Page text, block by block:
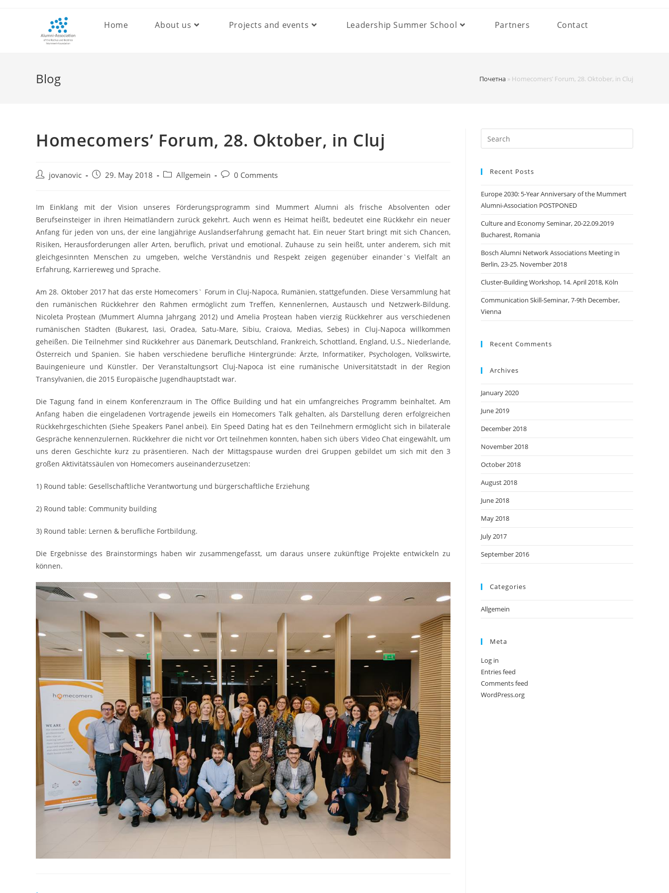
Home About us Projects and events Leadership Summer School Partners Contact
Blog Почетна » Homecomers’ Forum, 28. Oktober, in Cluj
Homecomers’ Forum, 28. Oktober, in Cluj
Post jovanovic
Post 29. May 2018
PostAllgemein
Post0 Comments
Im Einklang mit der Vision unseres Förderungsprogramm sind Mummert Alumni als frische Absolventen oder
Berufseinsteiger in ihren Heimatländern zurück gekehrt. Auch wenn es Heimat heißt, bedeutet eine Rückkehr ein neuer
Anfang für jeden von uns, der eine langjährige Auslandserfahrung gemacht hat. Ein neuer Start bringt mit sich Chancen,
Risiken, Herausforderungen aller Arten, beruflich, privat und emotional. Zuhause zu sein heißt, unter anderem, sich mit
gleichgesinnten Menschen zu umgeben, welche Verständnis und Respekt zeigen gegenüber einander`s Vielfalt an
Erfahrung, Karriereweg und Sprache.
Am 28. Oktober 2017 hat das erste Homecomers` Forum in Cluj-Napoca, Rumänien, stattgefunden. Diese Versammlung hat
den rumänischen Rückkehrer den Rahmen ermöglicht zum Treffen, Kennenlernen, Austausch und Netzwerk-Bildung.
Nicoleta Proștean (Mummert Alumna Jahrgang 2012) und Amelia Proștean haben vierzig Rückkehrer aus verschiedenen
rumänischen Städten (Bukarest, Iasi, Oradea, Satu-Mare, Sibiu, Craiova, Medias, Sebes) in Cluj-Napoca willkommen
geheißen. Die Teilnehmer sind Rückkehrer aus Dänemark, Deutschland, Frankreich, Schottland, England, U.S., Niederlande,
Österreich und Spanien. Sie haben verschiedene berufliche Hintergründe: Ärzte, Informatiker, Psychologen, Volkswirte,
Bauingenieure und Künstler. Der Veranstaltungsort Cluj-Napoca ist eine rumänische Universitätstadt in der Region
Transylvanien, die 2015 Europäische Jugendhauptstadt war.
Die Tagung fand in einem Konferenzraum in The Office Building und hat ein umfangreiches Programm beinhaltet. Am
Anfang haben die eingeladenen Vortragende jeweils ein Homecomers Talk gehalten, als Darstellung deren erfolgreichen
Rückkehrgeschichten (Siehe Speakers Panel anbei). Ein Speed Dating hat es den Teilnehmern ermöglicht sich in bilaterale
Gespräche kennenzulernen. Rückkehrer die nicht vor Ort teilnehmen konnten, haben sich übers Video Chat eingewählt, um
uns deren Geschichte kurz zu präsentieren. Nach der Mittagspause wurden drei Gruppen gebildet um sich mit den 3
großen Aktivitätssäulen von Homecomers auseinanderzusetzen:
1) Round table: Gesellschaftliche Verantwortung und bürgerschaftliche Erziehung
2) Round table: Community building
3) Round table: Lernen & berufliche Fortbildung.
Die Ergebnisse des Brainstormings haben wir zusammengefasst, um daraus unsere zukünftige Projekte entwickeln zu
können.
Search
this
Recent Posts
Europe 2030: 5-Year Anniversary of the Mummert
Alumni-Association POSTPONED
Culture and Economy Seminar, 20-22.09.2019
Bucharest, Romania
Bosch Alumni Network Associations Meeting in
Berlin, 23-25. November 2018
Cluster-Building Workshop, 14. April 2018, Köln
Communication Skill-Seminar, 7-9th December,
Vienna
Recent Comments
Archives
January 2020
June 2019
December 2018
November 2018
October 2018
August 2018
June 2018
May 2018
July 2017
September 2016
Categories
Allgemein
Meta
Log in
Entries feed
Comments feed
WordPress.org